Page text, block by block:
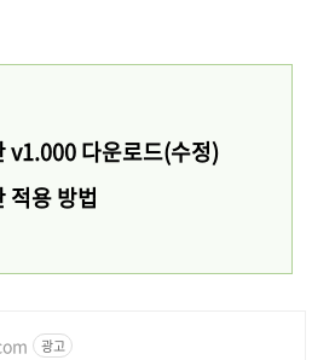
v1.000 다운로드(수정)
적용 방법
광고